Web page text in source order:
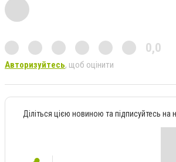
0,0
Авторизуйтесь, щоб оцінити
Діліться цією новиною та підписуйтесь на